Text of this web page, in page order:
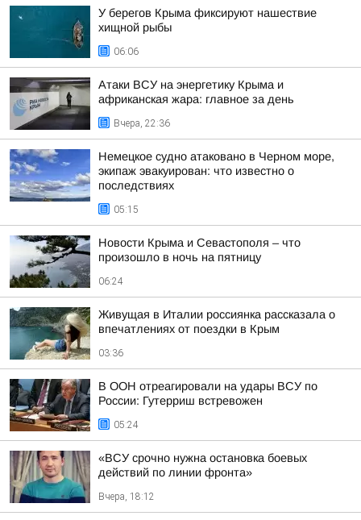
У берегов Крыма фиксируют нашествие
хищной рыбы
06:06
Атаки ВСУ на энергетику Крыма и
африканская жара: главное за день
Вчера, 22:36
Немецкое судно атаковано в Черном море,
экипаж эвакуирован: что известно о
последствиях
05:15
Новости Крыма и Севастополя – что
произошло в ночь на пятницу
06:24
Живущая в Италии россиянка рассказала о
впечатлениях от поездки в Крым
03:36
В ООН отреагировали на удары ВСУ по
России: Гутерриш встревожен
05:24
«ВСУ срочно нужна остановка боевых
действий по линии фронта»
Вчера, 18:12